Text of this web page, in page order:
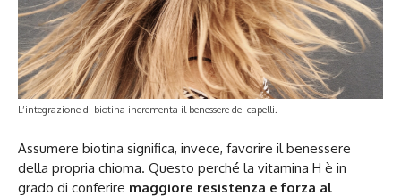
L’integrazione di biotina incrementa il benessere dei capelli.
Assumere biotina significa, invece, favorire il benessere
della propria chioma. Questo perché la vitamina H è in
grado di conferire maggiore resistenza e forza al